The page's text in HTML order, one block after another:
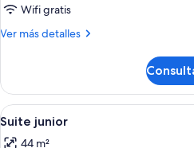
Premium
Wifi gratis
Ver más detalles
Más
Premium
doble
Abrir
todas
5
Suite junior
44 m²